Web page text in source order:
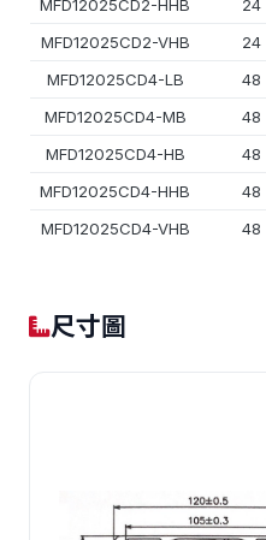
MFD12025CD2-HHB 24
MFD12025CD2-VHB
24
MFD12025CD4-LB
48
MFD12025CD4-MB
48
MFD12025CD4-HB
48
MFD12025CD4-HHB
48
MFD12025CD4-VHB
48
尺寸圖